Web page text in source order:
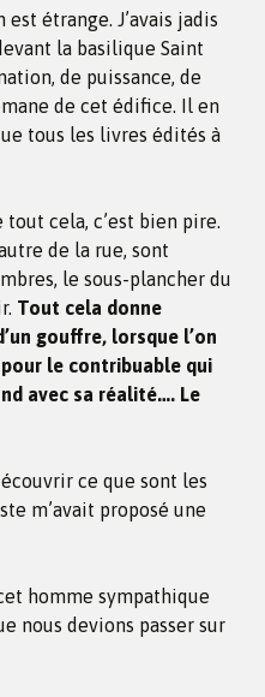
étrange. J’avais jadis
la basilique Saint
de puissance, de
de cet édifice. Il en
tous les livres édités à
tout cela, c’est bien pire.
de la rue, sont
le sous-plancher du
Tout cela donne
gouffre, lorsque l’on
pour le contribuable qui
avec sa réalité…. Le
ce que sont les
m’avait proposé une
homme sympathique
nous devions passer sur